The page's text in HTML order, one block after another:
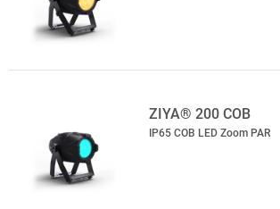
ZIYA® 200 COB
IP65 COB LED Zoom PAR